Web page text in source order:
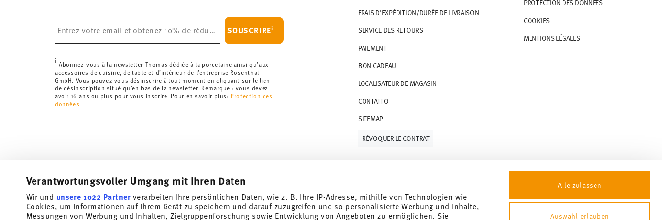
Verantwortungsvoller Umgang mit Ihren Daten
Wir und unsere 1022 Partner verarbeiten Ihre persönlichen Daten, wie z. B. Ihre IP-Adresse, mithilfe von Technologien wie
Cookies, um Informationen auf Ihrem Gerät zu speichern und darauf zuzugreifen und so personalisierte Werbung und Inhalte,
Messungen von Werbung und Inhalten, Zielgruppenforschung sowie Entwicklung von Angeboten zu ermöglichen. Sie
Alle zulassen
Auswahl erlauben
Suisse :Les livraisons en Suisse sont gratuites à partir de 69,90 CHF. Pour toute commande
inférieure à 69,90 CHF, les frais de livraison s'élèvent à 36,90 CHF.
Délai de livraison en France :5-7 jours ouvrables pour les articles en stock. Vous pouvez consulter
les délais de livraison vers d'autres paysici .
Retours :Pour les retours, veuillez utiliser notreservice de retour.
SOUSCRIREi
i Abonnez-vous à la newsletter Thomas dédiée à la porcelaine ainsi qu’aux
accessoires de cuisine, de table et d’intérieur de l’entreprise Rosenthal
GmbH. Vous pouvez vous désinscrire à tout moment en cliquant sur le lien
de désinscription situé qu’en bas de la newsletter. Remarque : vous devez
avoir 16 ans ou plus pour vous inscrire. Pour en savoir plus: Protection des
données
FRAIS D'EXPÉDITION/DURÉE DE LIVRAISON
SERVICE DES RETOURS
PAIEMENT
BON CADEAU
LOCALISATEUR DE MAGASIN
CONTATTO
SITEMAP
PROTECTION DES DONNÉES
COOKIES
MENTIONS LÉGALES
RÉVOQUER LE CONTRAT
Abonnez-vous à notre newsletter et recevez une réduction de 10%!
Tiens-toi au courant des nouveautés, des tendances et des